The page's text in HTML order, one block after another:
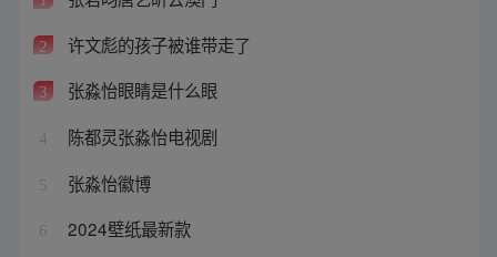
2 许文彪的孩子被谁带走了
3 张淼怡眼睛是什么眼
4 陈都灵张淼怡电视剧
5 张淼怡徽博
6 2024壁纸最新款